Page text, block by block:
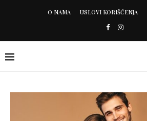
O NAMA USLOVI KORIŠĆENJA